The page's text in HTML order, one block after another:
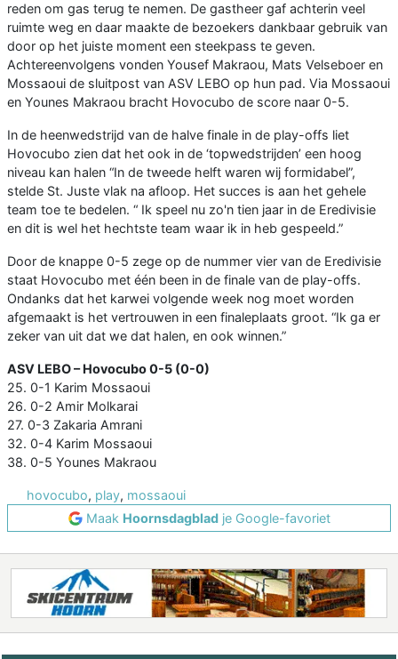
reden om gas terug te nemen. De gastheer gaf achterin veel
ruimte weg en daar maakte de bezoekers dankbaar gebruik van
door op het juiste moment een steekpass te geven.
Achtereenvolgens vonden Yousef Makraou, Mats Velseboer en
Mossaoui de sluitpost van ASV LEBO op hun pad. Via Mossaoui
en Younes Makraou bracht Hovocubo de score naar 0-5.
In de heenwedstrijd van de halve finale in de play-offs liet
Hovocubo zien dat het ook in de ‘topwedstrijden’ een hoog
niveau kan halen “In de tweede helft waren wij formidabel”,
stelde St. Juste vlak na afloop. Het succes is aan het gehele
team toe te bedelen. “ Ik speel nu zo'n tien jaar in de Eredivisie
en dit is wel het hechtste team waar ik in heb gespeeld.”
Door de knappe 0-5 zege op de nummer vier van de Eredivisie
staat Hovocubo met één been in de finale van de play-offs.
Ondanks dat het karwei volgende week nog moet worden
afgemaakt is het vertrouwen in een finaleplaats groot. “Ik ga er
zeker van uit dat we dat halen, en ook winnen.”
ASV LEBO – Hovocubo 0-5 (0-0)
25. 0-1 Karim Mossaoui
26. 0-2 Amir Molkarai
27. 0-3 Zakaria Amrani
32. 0-4 Karim Mossaoui
38. 0-5 Younes Makraou
hovocubo, play, mossaoui
Maak Hoornsdagbladje Google-favoriet